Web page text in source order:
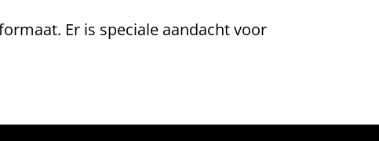
Er is speciale aandacht voor